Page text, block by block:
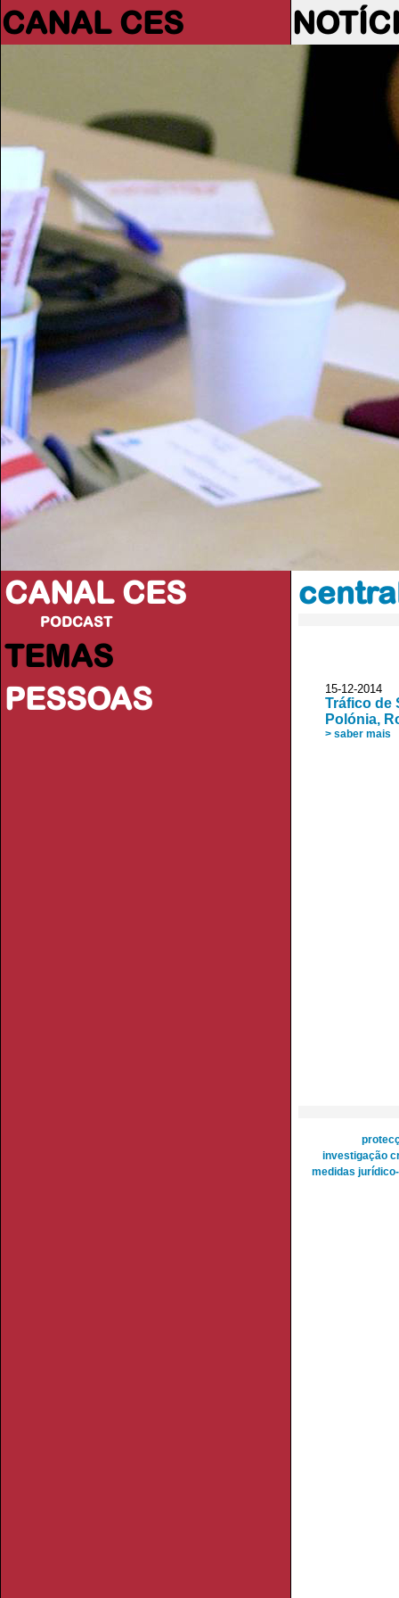
CANAL CES
CANAL CES
PODCAST
TEMAS
PESSOAS
15-12-
Tráfico de
Polónia,
> saber mais
investigação
medidas